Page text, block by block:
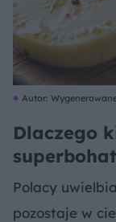
Autor:
Dlaczego
Polacy
pozostaje w